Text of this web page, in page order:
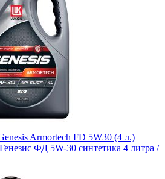
Armortech FD 5W30 (4 л.)
ФД 5W-30 синтетика 4 литра /